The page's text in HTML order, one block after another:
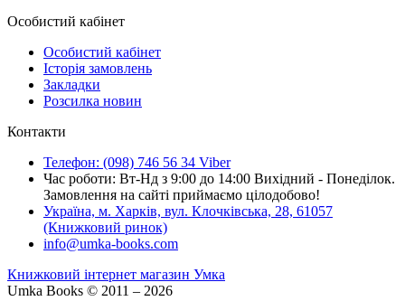
Особистий кабінет
Особистий кабінет
Історія замовлень
Закладки
Розсилка новин
Контакти
Телефон: (098) 746 56 34 Viber
Час роботи: Вт-Нд з 9:00 до 14:00 Вихідний - Понеділок.
Замовлення на сайті приймаємо цілодобово!
Україна, м. Харків, вул. Клочківська, 28, 61057
(Книжковий ринок)
info@umka-books.com
Книжковий інтернет магазин Умка
Umka Books © 2011 – 2026